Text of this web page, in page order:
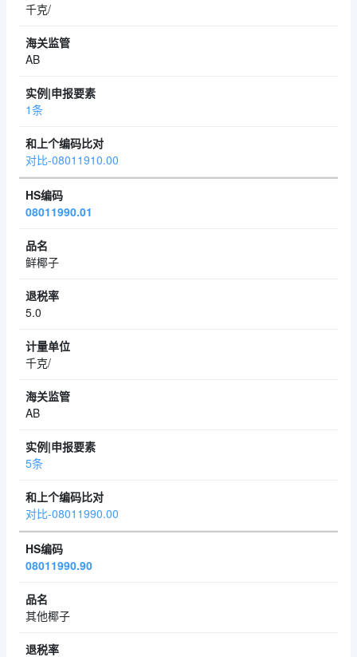
千克/
AB
1条
对比-08011910.00
08011990.01
鲜椰子
5.0
千克/
AB
5条
对比-08011990.00
08011990.90
其他椰子